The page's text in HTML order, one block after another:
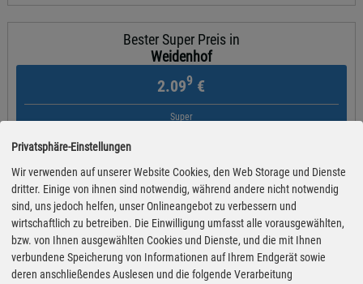
Bester Super Preis in
Weidenhof
2.099 €
Super
OIL!
Hauptstraße 16
Super Preise in Weidenhof
Bester Super E10 Preis in
Weidenhof
Privatsphäre-Einstellungen
Wir verwenden auf unserer Website Cookies, den Web Storage und Dienste
dritter. Einige von ihnen sind notwendig, während andere nicht notwendig
sind, uns jedoch helfen, unser Onlineangebot zu verbessern und
wirtschaftlich zu betreiben. Die Einwilligung umfasst alle vorausgewählten,
bzw. von Ihnen ausgewählten Cookies und Dienste, und die mit Ihnen
verbundene Speicherung von Informationen auf Ihrem Endgerät sowie
deren anschließendes Auslesen und die folgende Verarbeitung